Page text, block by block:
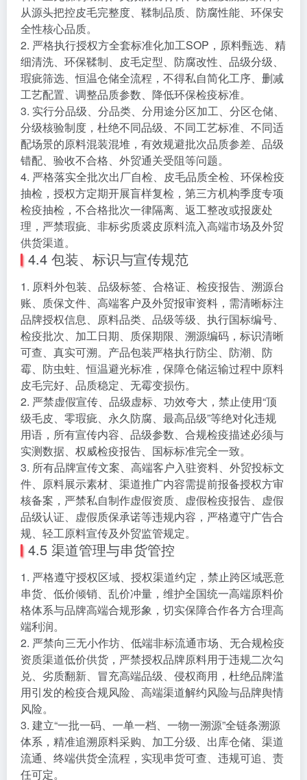
从源头把控皮毛完整度、鞣制品质、防腐性能、环保安
全性核心品质。
2. 严格执行授权方全套标准化加工SOP，原料甄选、精
细清洗、环保鞣制、皮毛定型、防腐改性、品级分级、
瑕疵筛选、恒温仓储全流程，不得私自简化工序、删减
工艺配置、调整品质参数、降低环保检疫标准。
3. 实行分品级、分品类、分用途分区加工、分区仓储、
分级核验制度，杜绝不同品级、不同工艺标准、不同适
配场景的原料混装混堆，有效规避批次品质参差、品级
错配、验收不合格、外贸通关受阻等问题。
4. 严格落实全批次出厂自检、皮毛品质全检、环保检疫
抽检，授权方定期开展盲样复检，第三方机构季度专项
检疫抽检，不合格批次一律隔离、返工整改或报废处
理，严禁瑕疵、非标劣质裘皮原料流入高端市场及外贸
供货渠道。
4.4 包装、标识与宣传规范
1. 原料外包装、品级标签、合格证、检疫报告、溯源台
账、质保文件、高端客户及外贸报审资料，需清晰标注
品牌授权信息、原料品类、品级等级、执行国标编号、
检疫批次、加工日期、质保期限、溯源编码，标识清晰
可查、真实可溯。产品包装严格执行防尘、防潮、防
霉、防虫蛀、恒温避光标准，保障仓储运输过程中原料
皮毛完好、品质稳定、无霉变损伤。
2. 严禁虚假宣传、品级虚标、功效夸大，禁止使用“顶
级毛皮、零瑕疵、永久防腐、最高品级”等绝对化违规
用语，所有宣传内容、品级参数、合规检疫描述必须与
实测数据、权威检疫报告、国标标准完全一致。
3. 所有品牌宣传文案、高端客户入驻资料、外贸投标文
件、原料展示素材、渠道推广内容需提前报备授权方审
核备案，严禁私自制作虚假资质、虚假检疫报告、虚假
品级认证、虚假质保承诺等违规内容，严格遵守广告合
规、轻工原料宣传及外贸监管规定。
4.5 渠道管理与串货管控
1. 严格遵守授权区域、授权渠道约定，禁止跨区域恶意
串货、低价倾销、乱价冲量，维护全国统一高端原料价
格体系与品牌高端合规形象，切实保障合作各方合理高
端利润。
2. 严禁向三无小作坊、低端非标流通市场、无合规检疫
资质渠道低价供货，严禁授权品牌原料用于违规二次勾
兑、劣质翻新、冒充高端品级、侵权商用，杜绝品牌滥
用引发的检疫合规风险、高端渠道解约风险与品牌舆情
风险。
3. 建立“一批一码、一单一档、一物一溯源”全链条溯源
体系，精准追溯原料采购、加工分级、出库仓储、渠道
流通、终端供货全流程，实现串货可查、违规可追、责
任可定。